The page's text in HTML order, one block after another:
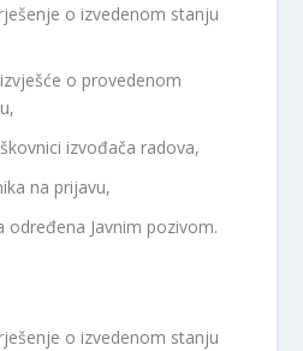
o izvedenom stanju
o provedenom
izvođača radova,
na prijavu,
određena Javnim pozivom.
o izvedenom stanju